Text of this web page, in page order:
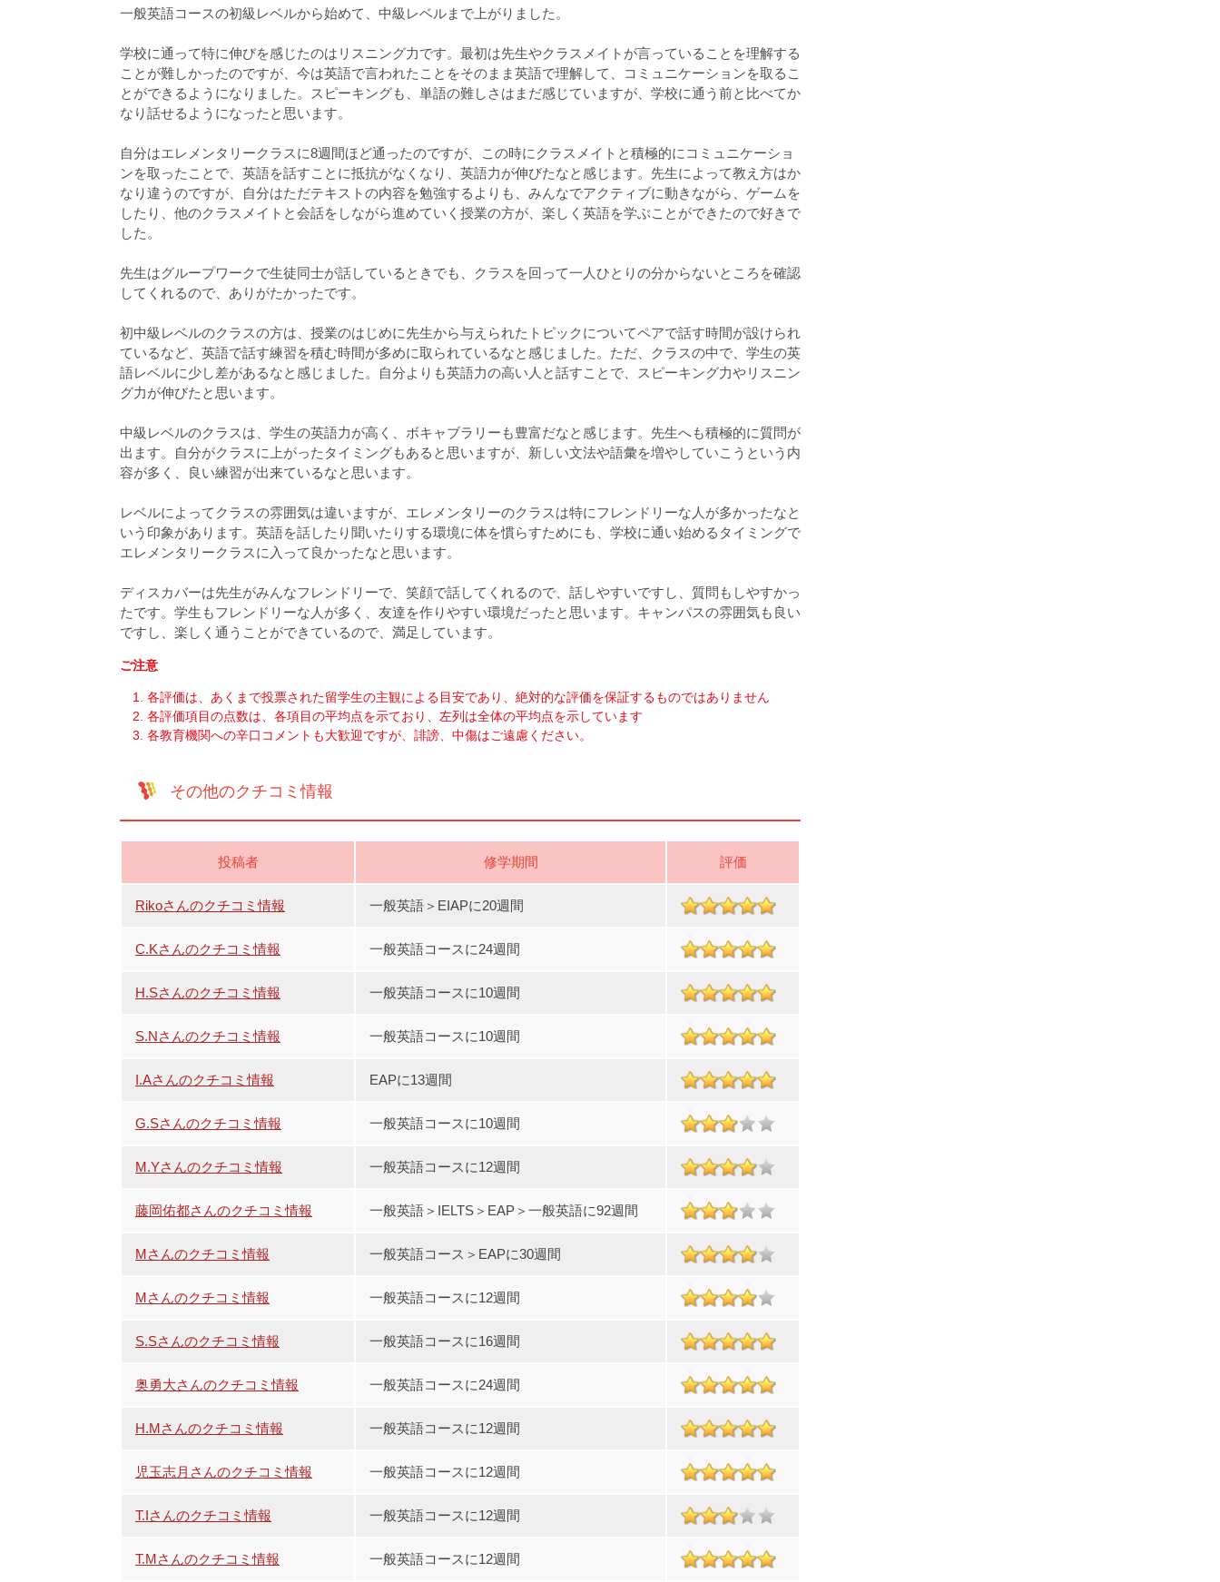
一般英語コースの初級レベルから始めて、中級レベルまで上がりました。
学校に通って特に伸びを感じたのはリスニング力です。最初は先生やクラスメイトが言っていることを理解する
ことが難しかったのですが、今は英語で言われたことをそのまま英語で理解して、コミュニケーションを取るこ
とができるようになりました。スピーキングも、単語の難しさはまだ感じていますが、学校に通う前と比べてか
なり話せるようになったと思います。
自分はエレメンタリークラスに8週間ほど通ったのですが、この時にクラスメイトと積極的にコミュニケーショ
ンを取ったことで、英語を話すことに抵抗がなくなり、英語力が伸びたなと感じます。先生によって教え方はか
なり違うのですが、自分はただテキストの内容を勉強するよりも、みんなでアクティブに動きながら、ゲームを
したり、他のクラスメイトと会話をしながら進めていく授業の方が、楽しく英語を学ぶことができたので好きで
した。
先生はグループワークで生徒同士が話しているときでも、クラスを回って一人ひとりの分からないところを確認
してくれるので、ありがたかったです。
初中級レベルのクラスの方は、授業のはじめに先生から与えられたトピックについてペアで話す時間が設けられ
ているなど、英語で話す練習を積む時間が多めに取られているなと感じました。ただ、クラスの中で、学生の英
語レベルに少し差があるなと感じました。自分よりも英語力の高い人と話すことで、スピーキング力やリスニン
グ力が伸びたと思います。
中級レベルのクラスは、学生の英語力が高く、ボキャブラリーも豊富だなと感じます。先生へも積極的に質問が
出ます。自分がクラスに上がったタイミングもあると思いますが、新しい文法や語彙を増やしていこうという内
容が多く、良い練習が出来ているなと思います。
レベルによってクラスの雰囲気は違いますが、エレメンタリーのクラスは特にフレンドリーな人が多かったなと
いう印象があります。英語を話したり聞いたりする環境に体を慣らすためにも、学校に通い始めるタイミングで
エレメンタリークラスに入って良かったなと思います。
ディスカバーは先生がみんなフレンドリーで、笑顔で話してくれるので、話しやすいですし、質問もしやすかっ
たです。学生もフレンドリーな人が多く、友達を作りやすい環境だったと思います。キャンパスの雰囲気も良い
ですし、楽しく通うことができているので、満足しています。
ご注意
各評価は、あくまで投票された留学生の主観による目安であり、絶対的な評価を保証するものではありません
各評価項目の点数は、各項目の平均点を示ており、左列は全体の平均点を示しています
各教育機関への辛口コメントも大歓迎ですが、誹謗、中傷はご遠慮ください。
その他のクチコミ情報
投稿者 修学期間 評価
Rikoさんのクチコミ情報 一般英語＞EIAPに20週間
C.Kさんのクチコミ情報 一般英語コースに24週間
H.Sさんのクチコミ情報 一般英語コースに10週間
S.Nさんのクチコミ情報 一般英語コースに10週間
I.Aさんのクチコミ情報 EAPに13週間
G.Sさんのクチコミ情報 一般英語コースに10週間
M.Yさんのクチコミ情報 一般英語コースに12週間
藤岡佑都さんのクチコミ情報 一般英語＞IELTS＞EAP＞一般英語に92週間
Mさんのクチコミ情報 一般英語コース＞EAPに30週間
Mさんのクチコミ情報 一般英語コースに12週間
S.Sさんのクチコミ情報 一般英語コースに16週間
奥勇大さんのクチコミ情報 一般英語コースに24週間
H.Mさんのクチコミ情報 一般英語コースに12週間
児玉志月さんのクチコミ情報 一般英語コースに12週間
T.Iさんのクチコミ情報 一般英語コースに12週間
T.Mさんのクチコミ情報 一般英語コースに12週間